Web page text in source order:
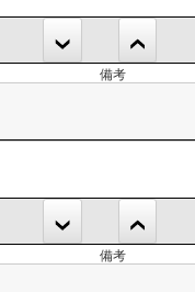
備考
備考